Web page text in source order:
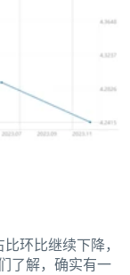
环比继续下降，
了解，确实有一